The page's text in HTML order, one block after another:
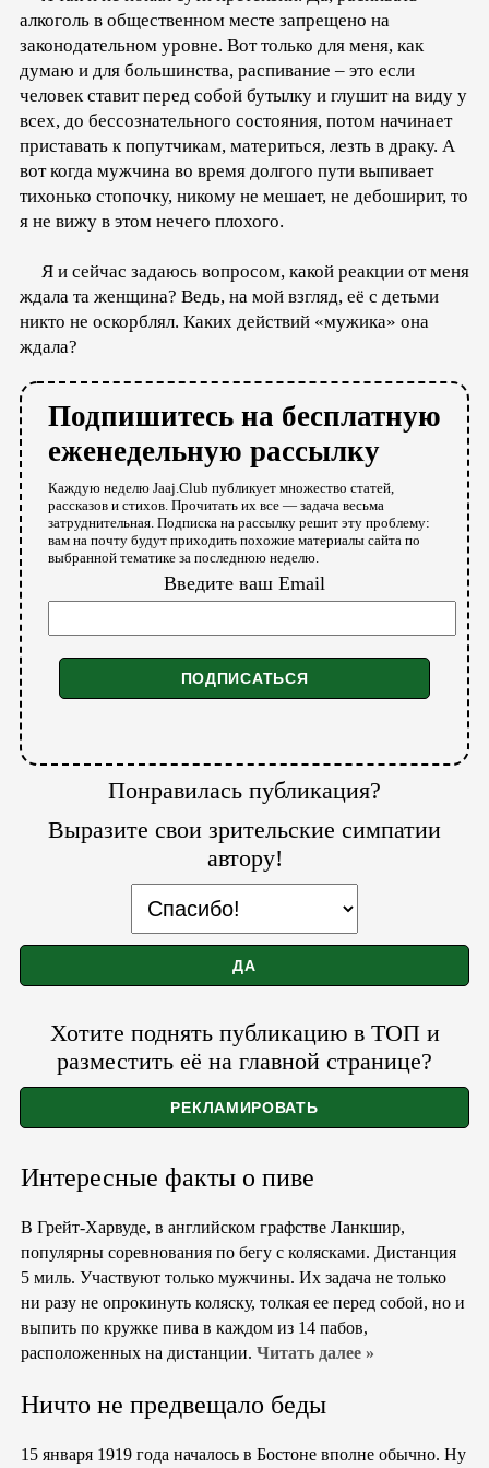
алкоголь в общественном месте запрещено на
законодательном уровне. Вот только для меня, как
думаю и для большинства, распивание – это если
человек ставит перед собой бутылку и глушит на виду у
всех, до бессознательного состояния, потом начинает
приставать к попутчикам, материться, лезть в драку. А
вот когда мужчина во время долгого пути выпивает
тихонько стопочку, никому не мешает, не дебоширит, то
я не вижу в этом нечего плохого.
Я и сейчас задаюсь вопросом, какой реакции от меня
ждала та женщина? Ведь, на мой взгляд, её с детьми
никто не оскорблял. Каких действий «мужика» она
ждала?
Подпишитесь на бесплатную
еженедельную рассылку
Каждую неделю Jaaj.Club публикует множество статей,
рассказов и стихов. Прочитать их все — задача весьма
затруднительная. Подписка на рассылку решит эту проблему:
вам на почту будут приходить похожие материалы сайта по
выбранной тематике за последнюю неделю.
Введите ваш Email
Понравилась публикация?
Выразите свои зрительские симпатии
автору!
Хотите поднять публикацию в ТОП и
разместить её на главной странице?
Интересные факты о пиве
В Грейт-Харвуде, в английском графстве Ланкшир,
популярны соревнования по бегу с колясками. Дистанция
5 миль. Участвуют только мужчины. Их задача не только
ни разу не опрокинуть коляску, толкая ее перед собой, но и
выпить по кружке пива в каждом из 14 пабов,
расположенных на дистанции. Читать далее »
Ничто не предвещало беды
15 января 1919 года началось в Бостоне вполне обычно. Ну